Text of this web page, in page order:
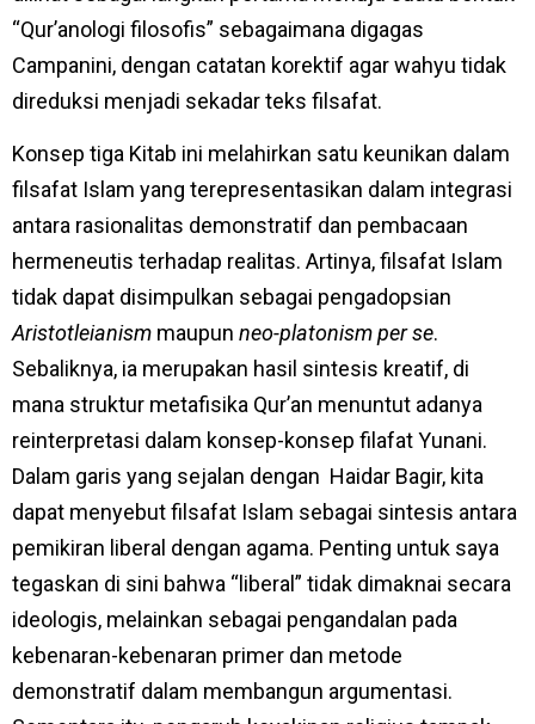
“Qur’anologi filosofis” sebagaimana digagas
Campanini, dengan catatan korektif agar wahyu tidak
direduksi menjadi sekadar teks filsafat.
Konsep tiga Kitab ini melahirkan satu keunikan dalam
filsafat Islam yang terepresentasikan dalam integrasi
antara rasionalitas demonstratif dan pembacaan
hermeneutis terhadap realitas. Artinya, filsafat Islam
tidak dapat disimpulkan sebagai pengadopsian
Aristotleianism maupun neo-platonismper se.
Sebaliknya, ia merupakan hasil sintesis kreatif, di
mana struktur metafisika Qur’an menuntut adanya
reinterpretasi dalam konsep-konsep filafat Yunani.
Dalam garis yang sejalan dengan Haidar Bagir, kita
dapat menyebut filsafat Islam sebagai sintesis antara
pemikiran liberal dengan agama. Penting untuk saya
tegaskan di sini bahwa “liberal” tidak dimaknai secara
ideologis, melainkan sebagai pengandalan pada
kebenaran-kebenaran primer dan metode
demonstratif dalam membangun argumentasi.